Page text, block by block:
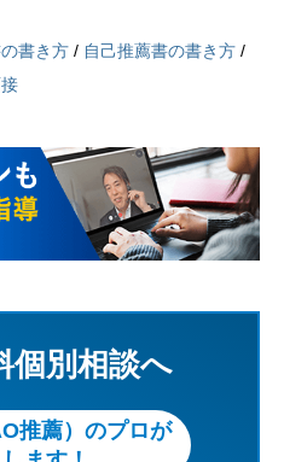
書き方 / 自己推薦書の書き方 /
個別相談へ
推薦）のプロが